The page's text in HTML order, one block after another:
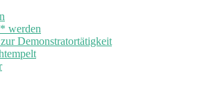
werden
Demonstratortätigkeit